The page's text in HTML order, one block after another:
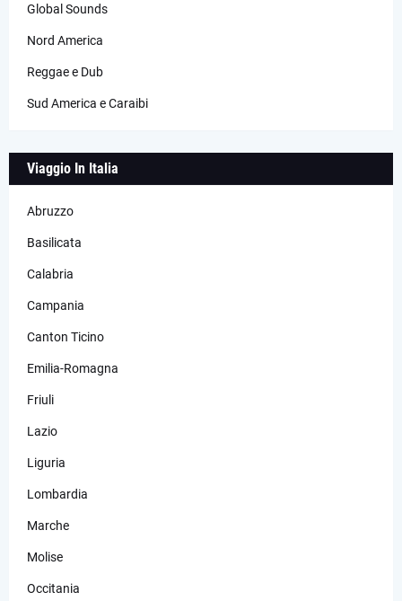
Global Sounds
Nord America
Reggae e Dub
Sud America e Caraibi
Viaggio In Italia
Abruzzo
Basilicata
Calabria
Campania
Canton Ticino
Emilia-Romagna
Friuli
Lazio
Liguria
Lombardia
Marche
Molise
Occitania